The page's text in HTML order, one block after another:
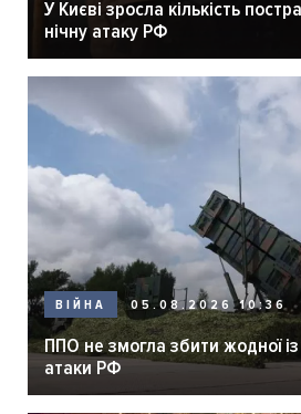
У Києві зросла кількість
нічну атаку РФ
ВІЙНА 05.08.2026 10:36
ППО не змогла збити жодної
атаки РФ